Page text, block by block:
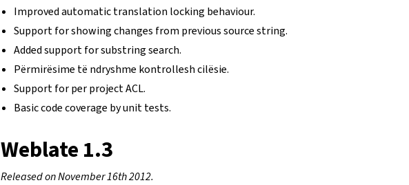
Improved automatic translation locking behaviour.
Support for showing changes from previous source string.
Added support for substring search.
Përmirësime të ndryshme kontrollesh cilësie.
Support for per project ACL.
Basic code coverage by unit tests.
Weblate 1.3
Released on November 16th 2012.